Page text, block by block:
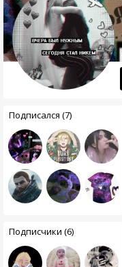
Подписался (7)
Подписчики (6)